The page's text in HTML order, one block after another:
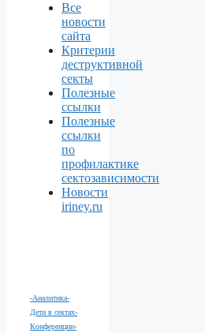
Все
новости
сайта
Критерии
деструктивной
секты
Полезные
ссылки
Полезные
ссылки
по
профилактике
сектозависимости
Новости
iriney.ru
-Аналитика-
Дети в сектах-
Конференции-